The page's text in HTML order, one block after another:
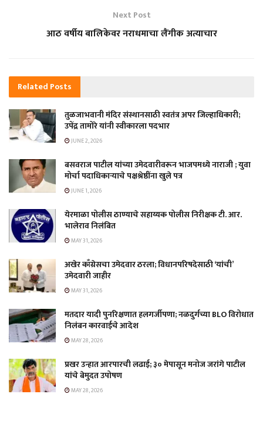
Next Post
आठ वर्षीय बालिकेवर नराधमाचा लैंगीक अत्याचार
Related Posts
तुळजाभवानी मंदिर संस्थानसाठी स्वतंत्र अपर जिल्हाधिकारी;
उपेंद्र तामोरे यांनी स्वीकारला पदभार
JUNE 2, 2026
बसवराज पाटील यांच्या उमेदवारीवरून भाजपमध्ये नाराजी ; युवा
मोर्चा पदाधिकाऱ्याचे पक्षश्रेष्ठींना खुले पत्र
JUNE 1, 2026
येरमाळा पोलीस ठाण्याचे सहाय्यक पोलीस निरीक्षक टी. आर.
भालेराव निलंबित
MAY 31, 2026
अखेर काँग्रेसचा उमेदवार ठरला; विधानपरिषदेसाठी ‘यांची’
उमेदवारी जाहीर
MAY 31, 2026
मतदार यादी पुनरिक्षणात हलगर्जीपणा; नळदुर्गच्या BLO विरोधात
निलंबन कारवाईचे आदेश
MAY 28, 2026
प्रखर उन्हात आरपारची लढाई; ३० मेपासून मनोज जरांगे पाटील
यांचे बेमुदत उपोषण
MAY 28, 2026